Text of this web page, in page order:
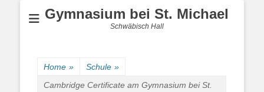
Gymnasium bei St. Michael
Schwäbisch Hall
Home » Schule »
Cambridge Certificate am Gymnasium bei St.